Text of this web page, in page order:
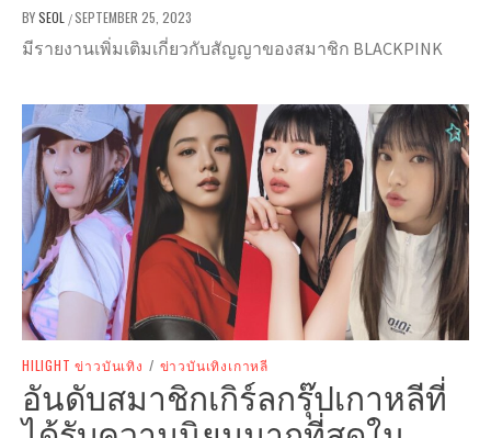
BYSEOL /SEPTEMBER 25, 2023
มีรายงานเพิ่มเติมเกี่ยวกับสัญญาของสมาชิก BLACKPINK
HILIGHT ข่าวบันเทิง / ข่าวบันเทิงเกาหลี
อันดับสมาชิกเกิร์ลกรุ๊ปเกาหลีที่